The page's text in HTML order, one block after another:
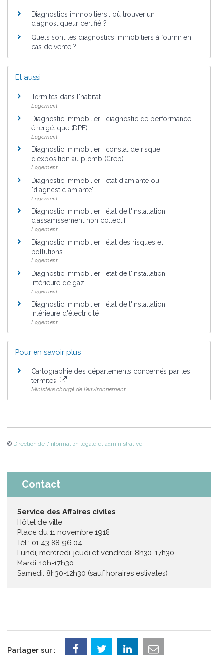
Diagnostics immobiliers : où trouver un
diagnostiqueur certifié ?
Quels sont les diagnostics immobiliers à fournir en
cas de vente ?
Et aussi
Termites dans l'habitat
Logement
Diagnostic immobilier : diagnostic de performance
énergétique (DPE)
Logement
Diagnostic immobilier : constat de risque
d'exposition au plomb (Crep)
Logement
Diagnostic immobilier : état d'amiante ou
"diagnostic amiante"
Logement
Diagnostic immobilier : état de l'installation
d'assainissement non collectif
Logement
Diagnostic immobilier : état des risques et
pollutions
Logement
Diagnostic immobilier : état de l'installation
intérieure de gaz
Logement
Diagnostic immobilier : état de l'installation
intérieure d'électricité
Logement
Pour en savoir plus
Cartographie des départements concernés par les
termites
Ministère chargé de l'environnement
© Direction de l'information légale et administrative
Contact
Service des Affaires civiles
Hôtel de ville
Place du 11 novembre 1918
Tél.: 01 43 88 96 04
Lundi, mercredi, jeudi et vendredi: 8h30-17h30
Mardi: 10h-17h30
Samedi: 8h30-12h30 (sauf horaires estivales)
Partager sur :